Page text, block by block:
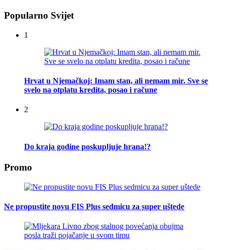
Popularno Svijet
1
Hrvat u Njemačkoj: Imam stan, ali nemam mir. Sve se
svelo na otplatu kredita, posao i račune
2
Do kraja godine poskupljuje hrana!?
Promo
Ne propustite novu FIS Plus sedmicu za super uštede